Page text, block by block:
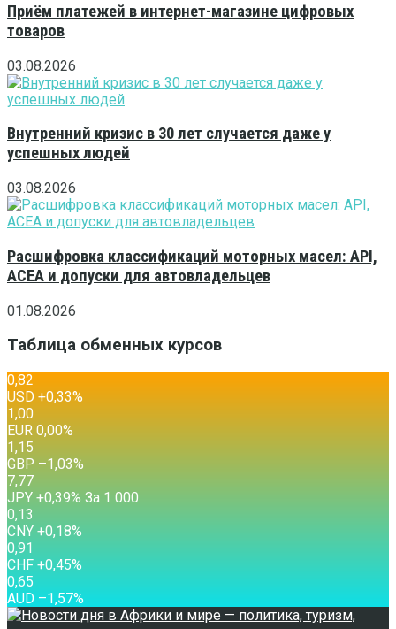
Приём платежей в интернет-магазине цифровых
товаров
03.08.2026
Внутренний кризис в 30 лет случается даже у
успешных людей
03.08.2026
Расшифровка классификаций моторных масел: API,
ACEA и допуски для автовладельцев
01.08.2026
Таблица обменных курсов
0,82
USD +0,33%
1,00
EUR 0,00%
1,15
GBP –1,03%
7,77
JPY +0,39% За 1 000
0,13
CNY +0,18%
0,91
CHF +0,45%
0,65
AUD –1,57%